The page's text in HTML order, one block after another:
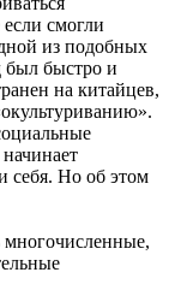
смогли
из подобных
был быстро и
на китайцев,
себя. Но об этом
многочисленные,